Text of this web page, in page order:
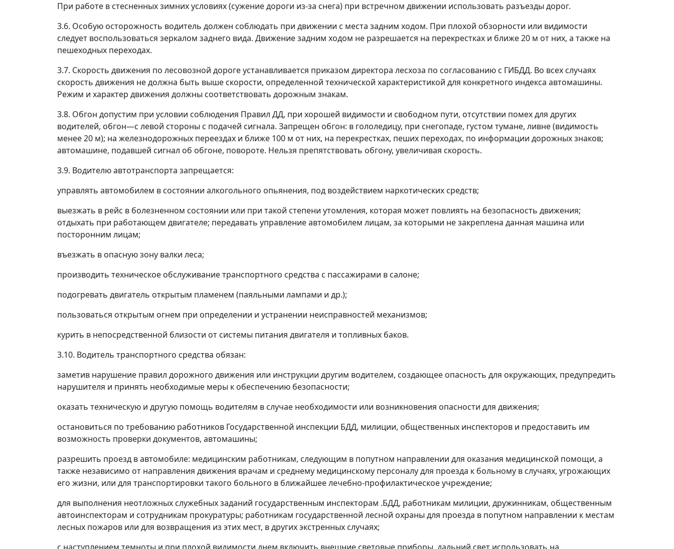
При работе в стесненных зимних условиях (сужение дороги из-за снега) при встречном движении использовать разъезды дорог.
3.6. Особую осторожность водитель должен соблюдать при движении с места задним ходом. При плохой обзорности или видимости
следует воспользоваться зеркалом заднего вида. Движение задним ходом не разрешается на перекрестках и ближе 20 м от них, а также на
пешеходных переходах.
3.7. Скорость движения по лесовозной дороге устанавливается приказом директора лесхоза по согласованию с ГИБДД. Во всех случаях
скорость движения не должна быть выше скорости, определенной технической характеристикой для конкретного индекса автомашины.
Режим и характер движения должны соответствовать дорожным знакам.
3.8. Обгон допустим при условии соблюдения Правил ДД, при хорошей видимости и свободном пути, отсутствии помех для других
водителей, обгон—с левой стороны с подачей сигнала. Запрещен обгон: в гололедицу, при снегопаде, густом тумане, ливне (видимость
менее 20 м); на железнодорожных переездах и ближе 100 м от них, на перекрестках, пеших переходах, по информации дорожных знаков;
автомашине, подавшей сигнал об обгоне, повороте. Нельзя препятствовать обгону, увеличивая скорость.
3.9. Водителю автотранспорта запрещается:
управлять автомобилем в состоянии алкогольного опьянения, под воздействием наркотических средств;
выезжать в рейс в болезненном состоянии или при такой степени утомления, которая может повлиять на безопасность движения;
отдыхать при работающем двигателе; передавать управление автомобилем лицам, за которыми не закреплена данная машина или
посторонним лицам;
въезжать в опасную зону валки леса;
производить техническое обслуживание транспортного средства с пассажирами в салоне;
подогревать двигатель открытым пламенем (паяльными лампами и др.);
пользоваться открытым огнем при определении и устранении неисправностей механизмов;
курить в непосредственной близости от системы питания двигателя и топливных баков.
3.10. Водитель транспортного средства обязан:
заметив нарушение правил дорожного движения или инструкции другим водителем, создающее опасность для окружающих, предупредить
нарушителя и принять необходимые меры к обеспечению безопасности;
оказать техническую и другую помощь водителям в случае необходимости или возникновения опасности для движения;
остановиться по требованию работников Государственной инспекции БДД, милиции, общественных инспекторов и предоставить им
возможность проверки документов, автомашины;
разрешить проезд в автомобиле: медицинским работникам, следующим в попутном направлении для оказания медицинской помощи, а
также независимо от направления движения врачам и среднему медицинскому персоналу для проезда к больному в случаях, угрожающих
его жизни, или для транспортировки такого больного в ближайшее лечебно-профилактическое учреждение;
для выполнения неотложных служебных заданий государственным инспекторам .БДД, работникам милиции, дружинникам, общественным
автоинспекторам и сотрудникам прокуратуры; работникам государственной лесной охраны для проезда в попутном направлении к местам
лесных пожаров или для возвращения из этих мест, в других экстренных случаях;